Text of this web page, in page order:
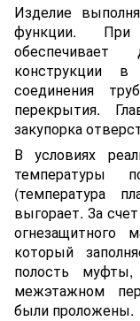
Изделие
функции.
обеспечивает
конструкции
соединения
перекрытия.
закупорка
В условиях
температуры
(температура
выгорает. За
огнезащитного
который
полость
межэтажном
были проложены.